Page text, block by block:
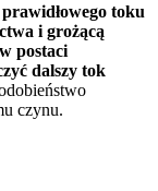
toku
i grożącą
postaci
dalszy tok
czynu.